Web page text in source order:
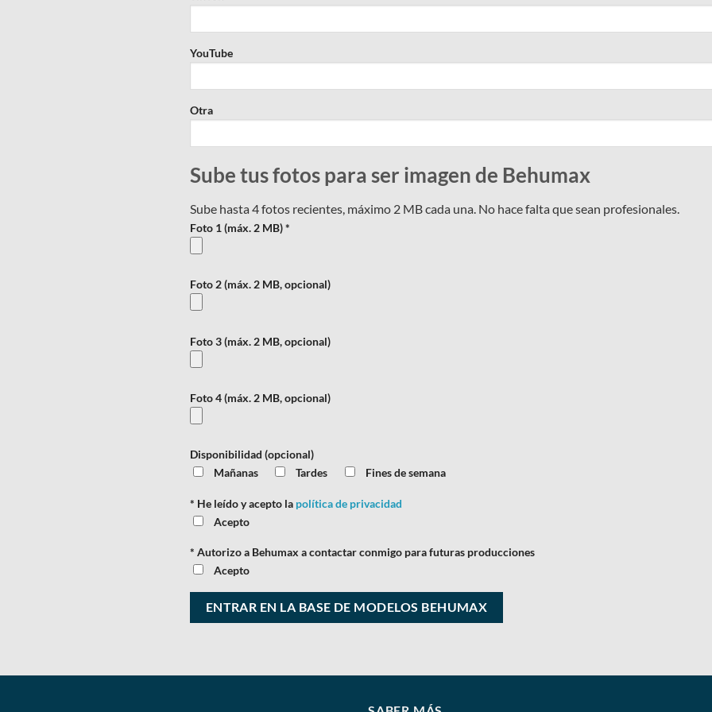
YouTube
Otra
Sube tus fotos para ser imagen de Behumax
Sube hasta 4 fotos recientes, máximo 2 MB cada una. No hace falta que sean profesionales.
Foto 1 (máx. 2 MB) *
Foto 2 (máx. 2 MB, opcional)
Foto 3 (máx. 2 MB, opcional)
Foto 4 (máx. 2 MB, opcional)
Disponibilidad (opcional)
Mañanas
Tardes Fines de semana
* He leído y acepto la política de privacidad
Acepto
* Autorizo a Behumax a contactar conmigo para futuras producciones
Acepto